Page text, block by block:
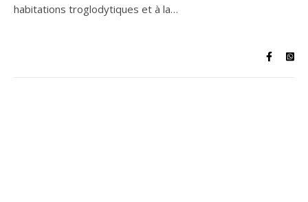
habitations troglodytiques et à la…